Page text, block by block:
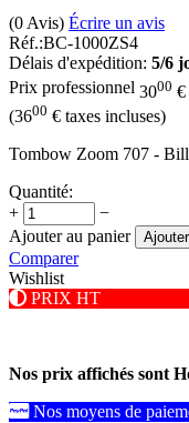
(0 Avis) Écrire un avis
Réf.:BC-1000ZS4
Délais d'expédition: 5/6
Prix professionnel 3000 €
(3600 € taxes incluses)
Tombow Zoom 707 -
Quantité:
+
−
Ajouter au panier
Comparer
Wishlist
PRIX HT
Nos prix affichés sont
Nos moyens de